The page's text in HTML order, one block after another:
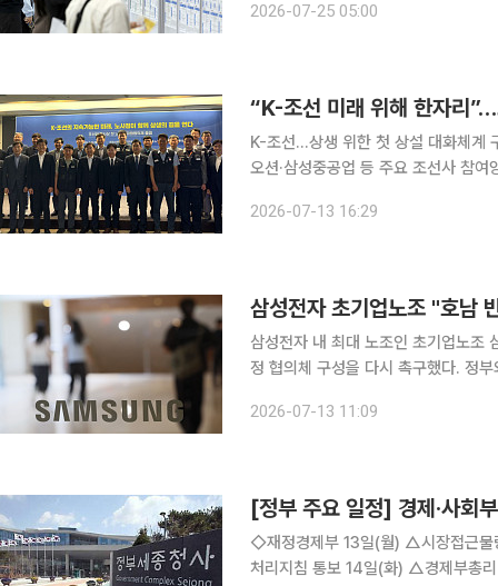
구위원은 최근 이런 내용이 담긴 'AI
2026-07-25 05:00
“K-조선 미래 위해 한자리
K-조선…상생 위한 첫 상설 대화체계
오션·삼성중공업 등 주요 조선사 참여양대 노
사정이 함께 참여하는 ‘조선업 노사정
2026-07-13 16:29
삼성전자 초기업노조 "호남
삼성전자 내 최대 노조인 초기업노조
정 협의체 구성을 다시 촉구했다. 정
시 한번 요청드린다"며 "지난 7월 1일
2026-07-13 11:09
[정부 주요 일정] 경제·사회
◇재정경제부 13일(월) △시장접근물량 증량에 관한 규칙 개정 △폭염 및 호우 관련 공공계약 업무
처리지침 통보 14일(화) △경제부총리 10:00 국무회의(청와대) 15일(수) △재경부 2차관 16:30